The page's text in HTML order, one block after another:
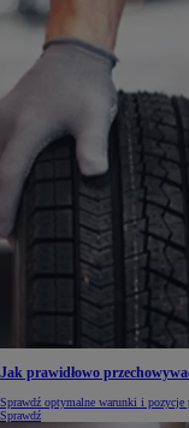
Jak prawidłowo
Sprawdź optymalne warunki i pozycje
Sprawdź